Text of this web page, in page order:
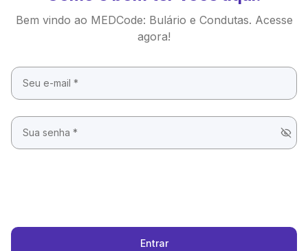
Bem vindo ao MEDCode: Bulário e Condutas. Acesse
agora!
Entrar